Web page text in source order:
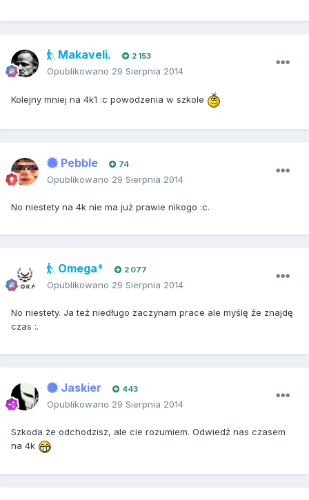
Makaveli. 2 153
Opublikowano 29 Sierpnia 2014
Kolejny mniej na 4k1 :c powodzenia w szkole
Pebble 74
Opublikowano 29 Sierpnia 2014
No niestety na 4k nie ma już prawie nikogo :c.
Omega* 2 077
Opublikowano 29 Sierpnia 2014
No niestety. Ja też niedługo zaczynam prace ale myślę że znajdę
czas :.
Jaskier 443
Opublikowano 29 Sierpnia 2014
Szkoda że odchodzisz, ale cie rozumiem. Odwiedź nas czasem
na 4k